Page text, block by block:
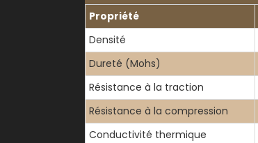
Propriété
Densité
Dureté (Mohs)
Résistance à la traction
Résistance à la compression
Conductivité thermique